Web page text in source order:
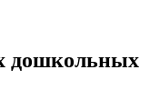
дошкольных